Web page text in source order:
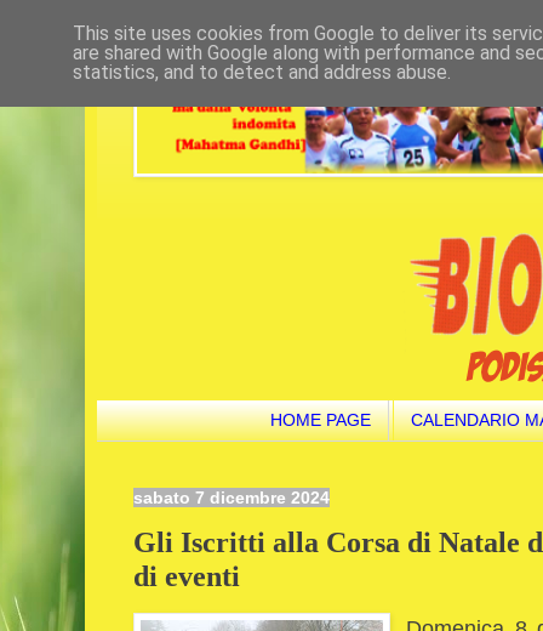
HOME PAGE CALENDARIO
sabato 7 dicembre 2024
Gli Iscritti alla Corsa di Natale
di eventi
This site uses cookies from Google to deliver its
are shared with Google along with performance and
statistics, and to detect and address abuse.